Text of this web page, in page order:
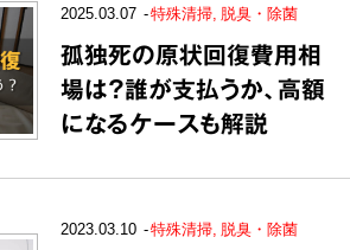
2025.03.07 特殊清掃 脱臭・除菌
孤独死の原状回復費用相
場は？誰が支払うか、高額
になるケースも解説
2023.03.10 特殊清掃 脱臭・除菌